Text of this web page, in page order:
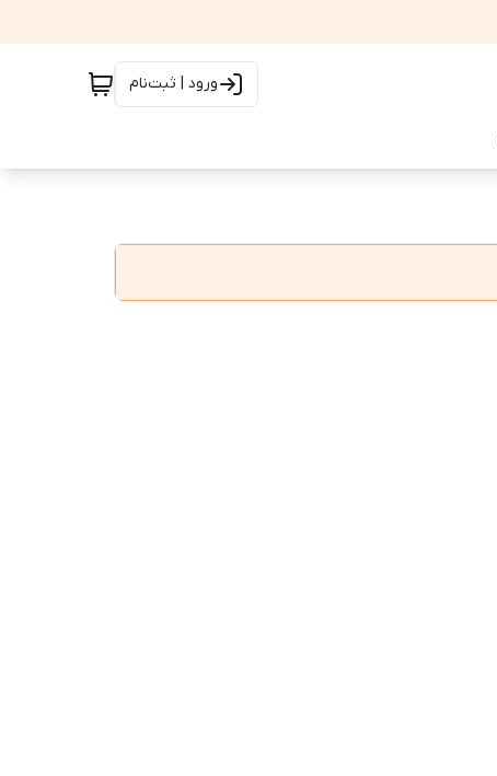
ورود | ثبت‌نام